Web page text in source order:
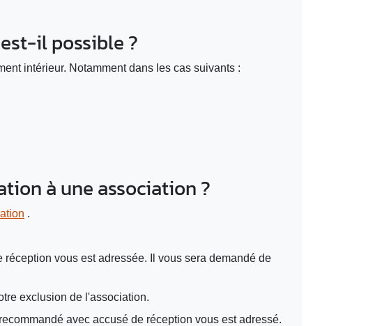
il possible ?
intérieur. Notamment dans les cas suivants :
à une association ?
.
vous est adressée. Il vous sera demandé de
exclusion de l'association.
avec accusé de réception vous est adressé.